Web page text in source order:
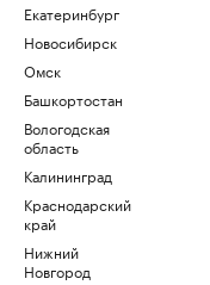
Екатеринбург
Новосибирск
Омск
Башкортостан
Вологодская
область
Калининград
Краснодарский
край
Нижний
Новгород